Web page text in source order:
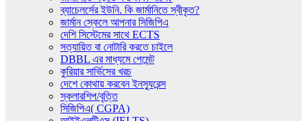
ব্যাচেলর্সের ইউনি. কি জার্মানিতে স্বীকৃত?
জার্মান স্কেলে আপনার সিজিপিএ
দেশি সিস্টেমের সাথে ECTS
সত্যায়িত বা নোটারি করতে চাইলে
DBBL এর মাধ্যমে পেমেন্ট
কুরিয়ার সার্ভিসের খরচ
দেশে কোথায় করবেন ইনস্যুরেন্স
স্কলারশিপ/বৃত্তি
সিজিপিএ( CGPA)